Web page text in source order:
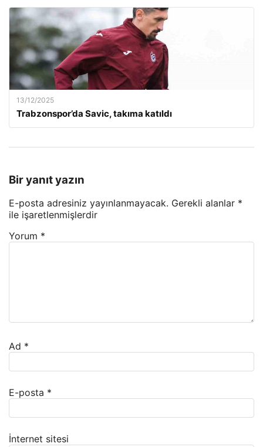
13/12/2025
Trabzonspor’da Savic, takıma katıldı
Bir yanıt yazın
E-posta adresiniz yayınlanmayacak. Gerekli alanlar *
ile işaretlenmişlerdir
Yorum *
Ad *
E-posta *
İnternet sitesi